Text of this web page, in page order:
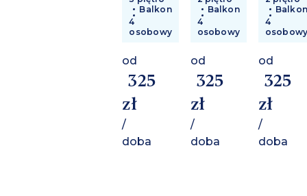
Balkon
4
osobowy
od
325
zł
/
doba
Balkon
4
osobowy
od
325
zł
/
doba
4
od
325
zł
/
doba